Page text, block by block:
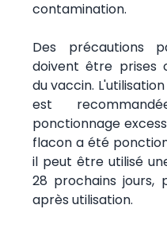
contamination.
Des précautions
doivent être prises
du vaccin.
est
ponctionnage
flacon a été
il peut être utilisé
28 prochains jours,
après utilisation.